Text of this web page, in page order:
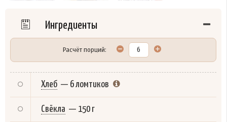
Ингредиенты
Расчёт порций:
Хлеб — 6 ломтиков
Свёкла — 150 г